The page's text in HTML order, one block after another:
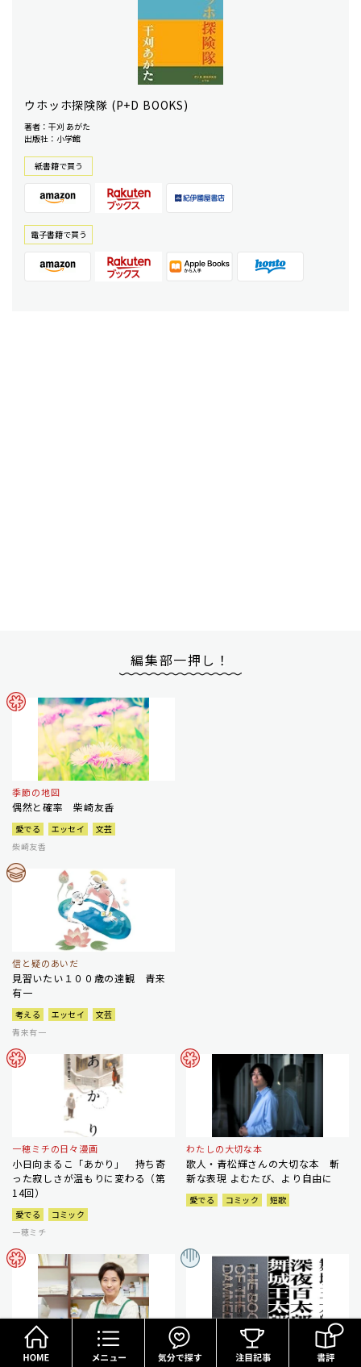
ウホッホ探険隊 (P+D BOOKS)
著者：干刈 あがた
出版社：小学館
紙書籍で買う
電⼦書籍で買う
編集部一押し！
季節の地図
偶然と確率 柴崎友香
愛でる エッセイ
文芸
柴崎友香
信と疑のあいだ
見習いたい１００歳の達観 青来
有一
考える エッセイ
文芸
青来有一
一穂ミチの日々漫画
小日向まるこ「あかり」 持ち寄
った寂しさが温もりに変わる（第
14回）
愛でる
コミック
一穂ミチ
わたしの大切な本
歌人・青松輝さんの大切な本 斬
新な表現 よむたび、より自由に
愛でる コミック 短歌
谷原書店
【谷原店長のオススメ】桜玉吉
朝宮運河のホラーワールド渉猟
怪奇・幻想好きが拍手喝采するホ